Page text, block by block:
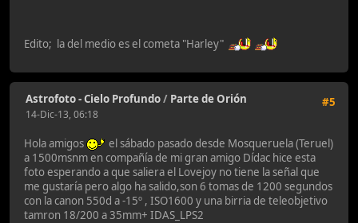
Edito; la del medio es el cometa "Harley"
#5
Astrofoto - Cielo Profundo/ Parte de Orión
14-Dic-13, 06:18
Hola amigos
el sábado pasado desde Mosqueruela (Teruel)
a 1500msnm en compañía de mi gran amigo Dídac hice esta
foto esperando a que saliera el Lovejoy no tiene la señal que
me gustaría pero algo ha salido,son 6 tomas de 1200 segundos
con la canon 550d a -15º , ISO1600 y una birria de teleobjetivo
tamron 18/200 a 35mm+ IDAS_LPS2